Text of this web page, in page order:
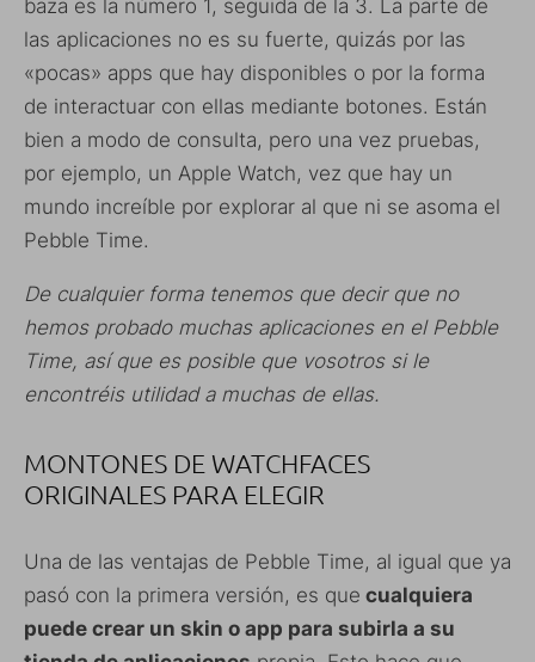
baza es la número 1, seguida de la 3. La parte de
las aplicaciones no es su fuerte, quizás por las
«pocas» apps que hay disponibles o por la forma
de interactuar con ellas mediante botones. Están
bien a modo de consulta, pero una vez pruebas,
por ejemplo, un Apple Watch, vez que hay un
mundo increíble por explorar al que ni se asoma el
Pebble Time.
De cualquier forma tenemos que decir que no
hemos probado muchas aplicaciones en el Pebble
Time, así que es posible que vosotros si le
encontréis utilidad a muchas de ellas.
MONTONES DE WATCHFACES
ORIGINALES PARA ELEGIR
Una de las ventajas de Pebble Time, al igual que ya
pasó con la primera versión, es que cualquiera
puede crear un skin o app para subirla a su